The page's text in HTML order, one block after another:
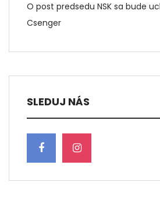
O post predsedu NSK sa bude
Csenger
SLEDUJ NÁS